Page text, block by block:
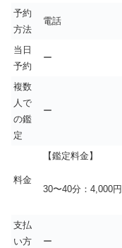
予約
方法
電話
当日
予約
ー
複数
人で
の鑑
定
ー
料金
【鑑定料金】
30〜40分：4,000円
支払
い方
ー